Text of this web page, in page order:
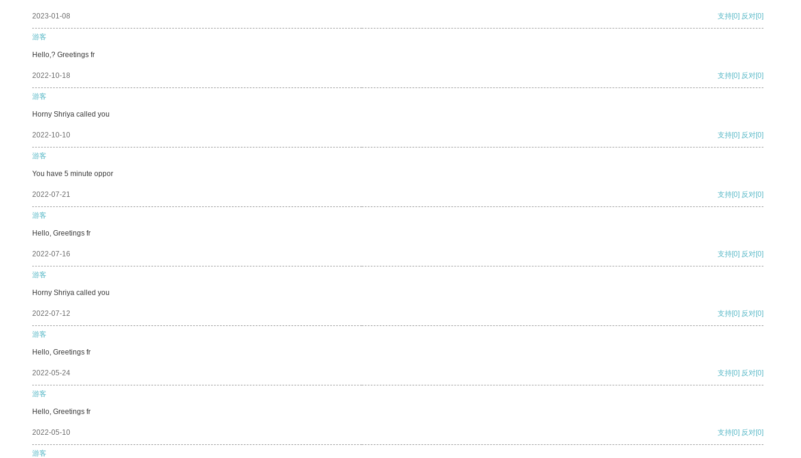
2023-01-08 支持[0] 反对[0]
游客
Hello,? Greetings fr
2022-10-18 支持[0] 反对[0]
游客
Horny Shriya called you
2022-10-10 支持[0] 反对[0]
游客
You have 5 minute oppor
2022-07-21 支持[0] 反对[0]
游客
Hello, Greetings fr
2022-07-16 支持[0] 反对[0]
游客
Horny Shriya called you
2022-07-12 支持[0] 反对[0]
游客
Hello, Greetings fr
2022-05-24 支持[0] 反对[0]
游客
Hello, Greetings fr
2022-05-10 支持[0] 反对[0]
游客